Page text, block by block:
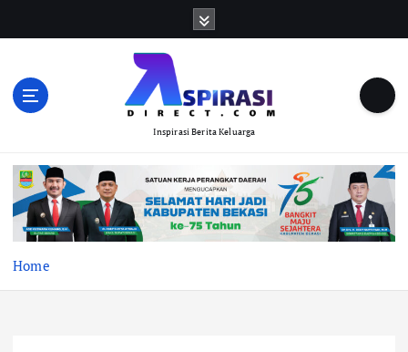
Inspirasi Berita Keluarga
Home